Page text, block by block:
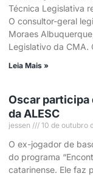
Técnica Legislativa
O consultor-geral
Moraes
Legislativo da CMA.
Leia Mais »
Oscar participa
da ALESC
jessen 10 de outubro
O ex-jogador de
do programa
catarinense. Ele faz